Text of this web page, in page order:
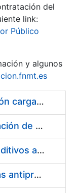
del
link:
Público
y algunos
Pliego condiciones optimización cargas compras firmado
Acuerdo marco para la fabricación de piezas
Suministro de Protectores Auditivos a medida para las personas trabajadoras de los Centros de Trabajo de Madrid y Burgos
Suministro de gafas graduadas antiproyecciones para los trabajadores de la FNMT-RCM en los centros de trabajo de Madrid y Burgos